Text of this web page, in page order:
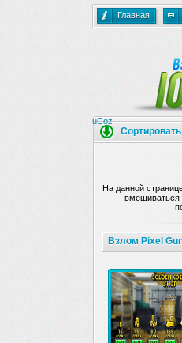
Главная
На данной
вмешиваться
Взлом Pixel
uCoz